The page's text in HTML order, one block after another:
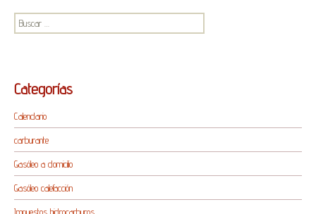
Buscar:
Categorías
Calendario
carburante
Gasóleo a domicilio
Gasóleo calefacción